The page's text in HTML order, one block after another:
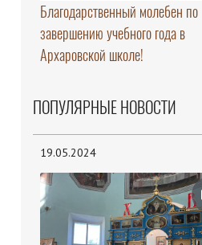
Благодарственный молебен по
завершению учебного года в
Архаровской школе!
ПОПУЛЯРНЫЕ НОВОСТИ
19.05.2024